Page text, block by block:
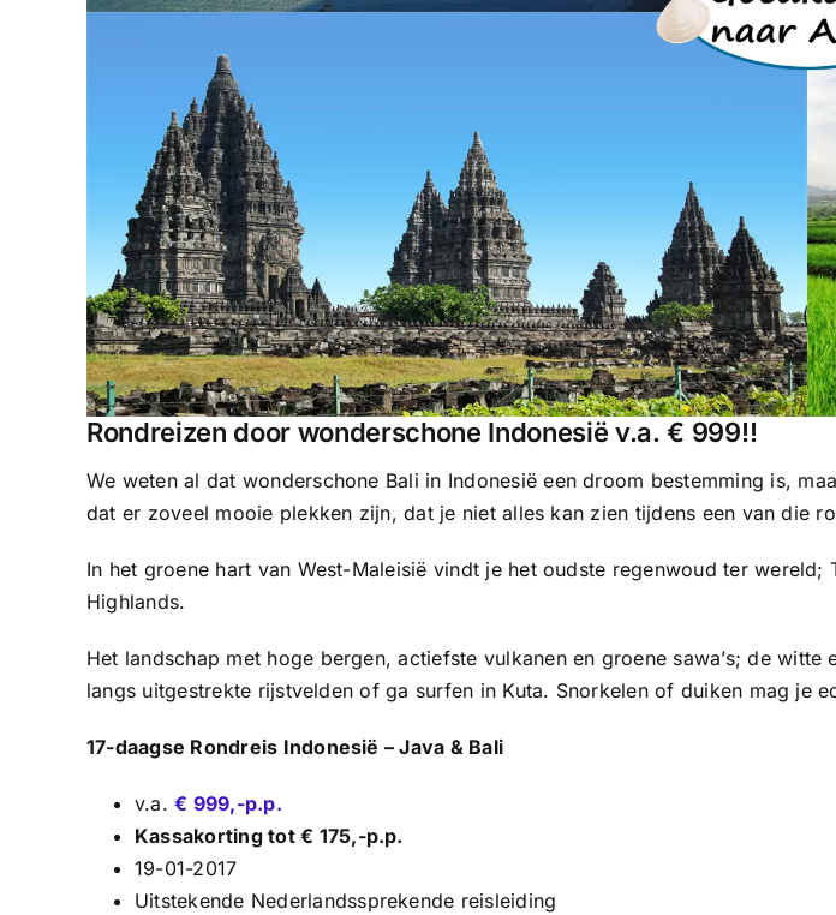
Rondreizen door wonderschone Indonesië v.a. € 999!!
We weten al dat wonderschone Bali in Indonesië een droom bestemming is,
dat er zoveel mooie plekken zijn, dat je niet alles kan zien tijdens een van die
In het groene hart van West-Maleisië vindt je het oudste regenwoud ter
Highlands.
Het landschap met hoge bergen, actiefste vulkanen en groene sawa’s; de
langs uitgestrekte rijstvelden of ga surfen in Kuta. Snorkelen of duiken mag je
17-daagse Rondreis Indonesië – Java & Bali
v.a.€ 999,-p.p.
Kassakorting tot € 175,-p.p.
19-01-2017
Uitstekende Nederlandssprekende reisleiding